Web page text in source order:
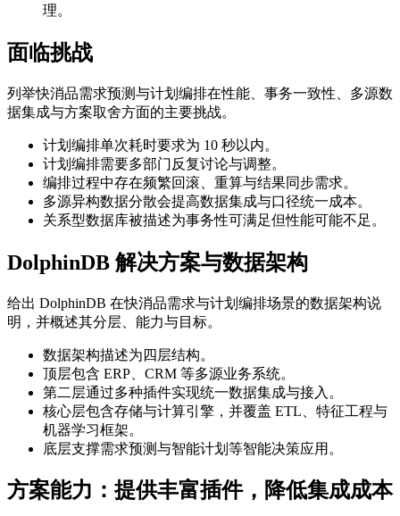
理。
面临挑战
列举快消品需求预测与计划编排在性能、事务一致性、多源数
据集成与方案取舍方面的主要挑战。
计划编排单次耗时要求为 10 秒以内。
计划编排需要多部门反复讨论与调整。
编排过程中存在频繁回滚、重算与结果同步需求。
多源异构数据分散会提高数据集成与口径统一成本。
关系型数据库被描述为事务性可满足但性能可能不足。
DolphinDB 解决方案与数据架构
给出 DolphinDB 在快消品需求与计划编排场景的数据架构说
明，并概述其分层、能力与目标。
数据架构描述为四层结构。
顶层包含 ERP、CRM 等多源业务系统。
第二层通过多种插件实现统一数据集成与接入。
核心层包含存储与计算引擎，并覆盖 ETL、特征工程与
机器学习框架。
底层支撑需求预测与智能计划等智能决策应用。
方案能力：提供丰富插件，降低集成成本